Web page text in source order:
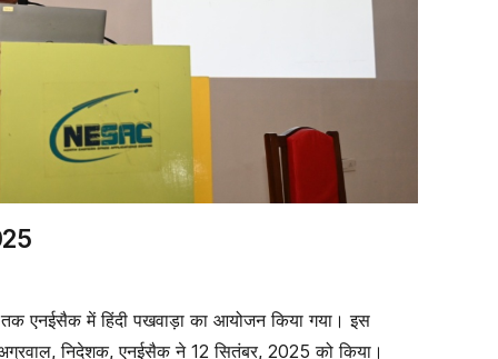
एनईसैक में हिंदी पखवाड़ा का आयोजन किया गया। इस
निदेशक, एनईसैक ने 12 सितंबर, 2025 को किया।